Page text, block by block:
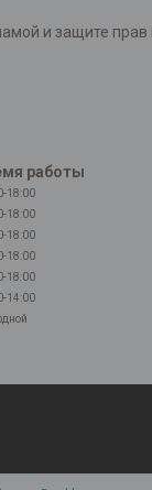
и защите прав
работы
18:00
18:00
18:00
18:00
18:00
14:00